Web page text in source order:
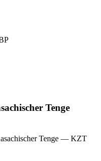
Tenge
Tenge — KZT